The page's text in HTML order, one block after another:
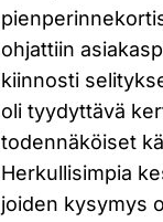
ohjattiin
kiinnosti
oli tyydyttävä
todennäköiset
Herkullisimpia
joiden kysymys